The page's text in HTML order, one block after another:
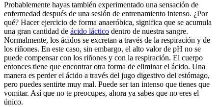
Probablemente hayas también experimentado una sensación de
enfermedad después de una sesión de entrenamiento intenso. ¿Por
qué? Hacer ejercicio de forma anaeróbica, significa que se acumula
una gran cantidad de ácido láctico dentro de nuestra sangre.
Normalmente, los ácidos se excretan a través de la respiración y de
los riñones. En este caso, sin embargo, el alto valor de pH no se
puede compensar con los riñones y con la respiración. El cuerpo
entonces tiene que encontrar otra forma de eliminar el ácido. Una
manera es perder el ácido a través del jugo digestivo del estómago,
pero puedes sentirte muy mal. Puede ser tan intenso que tienes que
vomitar. Así que no te preocupes, ahora ya sabes que no eres el
único.